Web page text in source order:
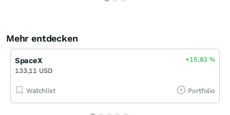
Mehr entdecken
SpaceX
133,11 USD
+15,83%
Watchlist Portfolio